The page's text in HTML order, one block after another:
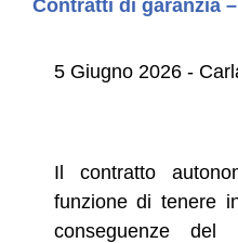
Contratti di garanzia
5 Giugno 2026 -
Il contratto
funzione di tenere
conseguenze del